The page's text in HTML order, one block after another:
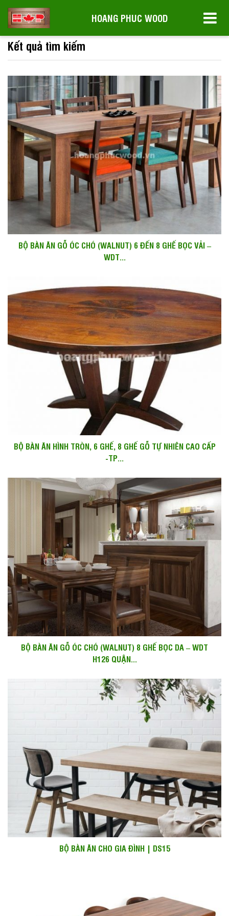
HOANG PHUC WOOD
Kết quả tìm kiếm
BỘ BÀN ĂN GỖ ÓC CHÓ (WALNUT) 6 ĐẾN 8 GHẾ BỌC VẢI –
WDT...
BỘ BÀN ĂN HÌNH TRÒN, 6 GHẾ, 8 GHẾ GỖ TỰ NHIÊN CAO CẤP
-TP...
BỘ BÀN ĂN GỖ ÓC CHÓ (WALNUT) 8 GHẾ BỌC DA – WDT
H126 QUẬN...
BỘ BÀN ĂN CHO GIA ĐÌNH | DS15